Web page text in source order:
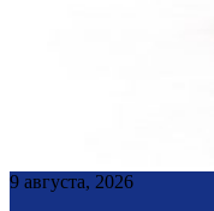
9 августа, 2026